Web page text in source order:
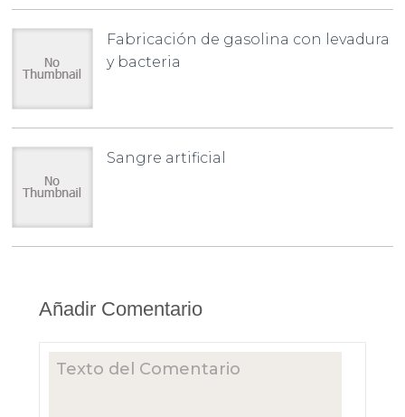
Fabricación de gasolina con levadura
y bacteria
Sangre artificial
Añadir Comentario